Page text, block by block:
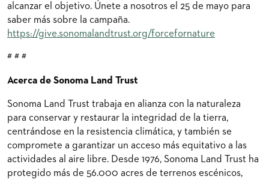
alcanzar el objetivo. Únete a nosotros el 25 de mayo para
saber más sobre la campaña.
https://give.sonomalandtrust.org/forcefornature
# # #
Acerca de Sonoma Land Trust
Sonoma Land Trust trabaja en alianza con la naturaleza
para conservar y restaurar la integridad de la tierra,
centrándose en la resistencia climática, y también se
compromete a garantizar un acceso más equitativo a las
actividades al aire libre. Desde 1976, Sonoma Land Trust ha
protegido más de 56.000 acres de terrenos escénicos,